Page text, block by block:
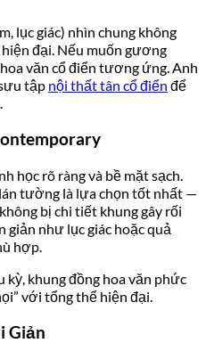
lục giác) nhìn chung không
đại. Nếu muốn gương
văn cổ điển tương ứng. Anh
tập nội thất tân cổ điển để
học rõ ràng và bề mặt sạch.
tường là lựa chọn tốt nhất —
bị chi tiết khung gây rối
giản như lục giác hoặc quả
hợp.
kỳ, khung đồng hoa văn phức
với tổng thể hiện đại.
Giản